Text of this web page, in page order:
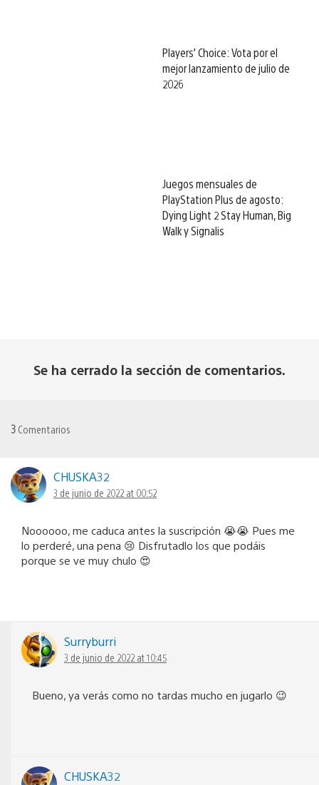
Players’ Choice: Vota por el
mejor lanzamiento de julio de
2026
Juegos mensuales de
PlayStation Plus de agosto:
Dying Light 2 Stay Human, Big
Walk y Signalis
Se ha cerrado la sección de comentarios.
3 Comentarios
CHUSKA32
3 de junio de 2022 at 00:52
Noooooo, me caduca antes la suscripción 😭😭 Pues me
lo perderé, una pena 😢 Disfrutadlo los que podáis
porque se ve muy chulo 😍
Surryburri
3 de junio de 2022 at 10:45
Bueno, ya verás como no tardas mucho en jugarlo 😉
CHUSKA32